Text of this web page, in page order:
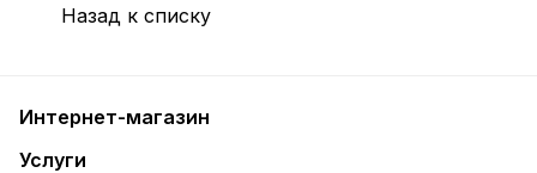
Назад к списку
Интернет-магазин
Услуги